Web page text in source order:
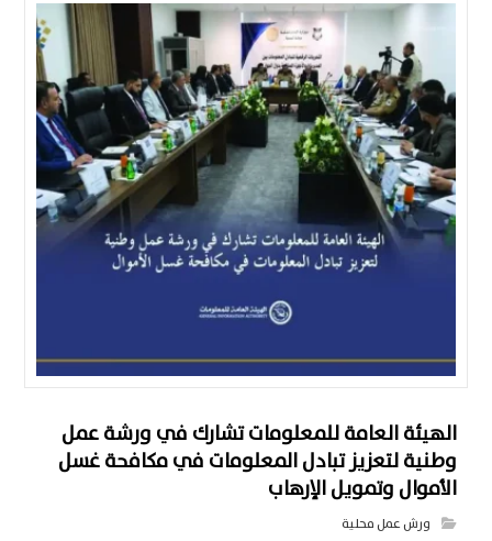
الهيئة العامة للمعلومات تشارك في ورشة عمل
وطنية لتعزيز تبادل المعلومات في مكافحة غسل
الأموال وتمويل الإرهاب
ورش عمل محلية